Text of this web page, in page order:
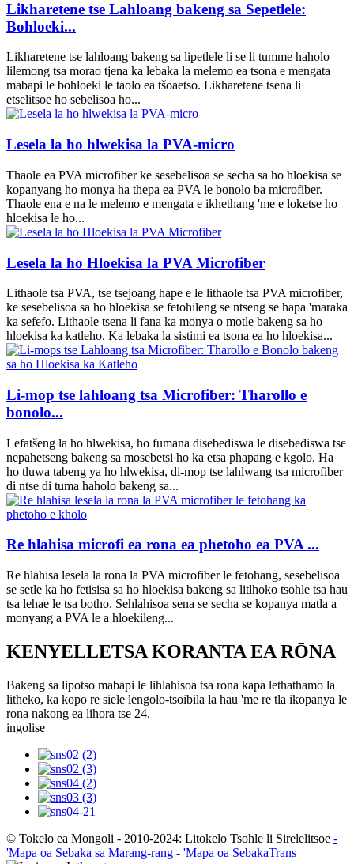
Likharetene tse Lahloang bakeng sa Sepetlele:
Bohloeki...
Likharetene tse lahloang bakeng sa lipetlele li se li tumme haholo
lilemong tsa morao tjena ka lebaka la melemo ea tsona e mengata
mabapi le bohloeki le taolo ea tšoaetso. Likharetene tsena li
etselitsoe ho sebelisoa ho...
Lesela la ho hlwekisa la PVA-micro
Thaole ea PVA microfiber ke sesebelisoa se secha sa ho hloekisa se
kopanyang ho monya ha thepa ea PVA le bonolo ba microfiber.
Thaole ena e na le melemo e mengata e ikhethang 'me e loketse ho
hloekisa le ho...
Lesela la ho Hloekisa la PVA Microfiber
Lithaole tsa PVA, tse tsejoang hape e le lithaole tsa PVA microfiber,
ke sesebelisoa sa ho hloekisa se fetohileng se ntseng se hapa 'maraka
ka sefefo. Lithaole tsena li fana ka monya o motle bakeng sa ho
hloekisa ka katleho. Ka lebaka la sistimi ea tsona ea ho hloekisa...
Li-mop tse lahloang tsa Microfiber: Tharollo e
bonolo...
Lefatšeng la ho hlwekisa, ho fumana disebediswa le disebediswa tse
nepahetseng bakeng sa mosebetsi ho ka etsa phapang e kgolo. Ha
ho tluwa tabeng ya ho hlwekisa, di-mop tse lahlwang tsa microfiber
di ntse di tuma haholo bakeng sa...
Re hlahisa microfi ea rona ea phetoho ea PVA ...
Re hlahisa lesela la rona la PVA microfiber le fetohang, sesebelisoa
se setle ka ho fetisisa sa ho hloekisa bakeng sa litlhoko tsohle tsa hau
tsa lehae le tsa botho. Sehlahisoa sena se secha se kopanya matla a
monyang a PVA le a hloekileng...
KENYELLETSA KORANTA EA RŌNA
Bakeng sa lipotso mabapi le lihlahisoa tsa rona kapa lethathamo la
litheko, ka kopo re siele lengolo-tsoibila la hau 'me re tla ikopanya le
rona nakong ea lihora tse 24.
ingolise
© Tokelo ea Mongoli - 2010-2024: Litokelo Tsohle li Sirelelitsoe -
'Mapa oa Sebaka sa Marang-rang - 'Mapa oa SebakaTrans